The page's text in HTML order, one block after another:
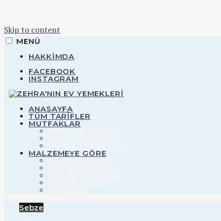
Skip to content
MENÜ
HAKKIMDA
FACEBOOK
INSTAGRAM
ZEHRA'NIN EV YEMEKLERI
ANASAYFA
TÜM TARİFLER
MUTFAKLAR
MALZEMEYE GÖRE
Sebze